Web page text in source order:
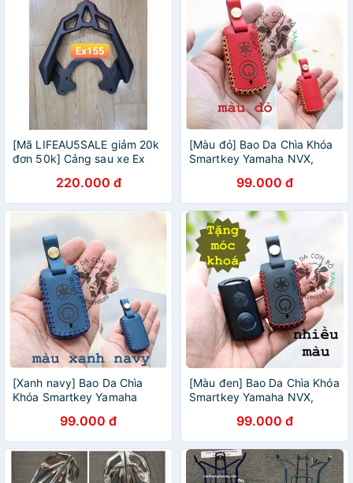
[Mã LIFEAU5SALE giảm 20k
đơn 50k] Cảng sau xe Ex
nhôm đúc nguyên khối
220.000 đ
[Màu đỏ] Bao Da Chìa Khóa
Smartkey Yamaha NVX,
FreeGo, Latte, Exciter 155
VVA handmade da thật
99.000 đ
[Xanh navy] Bao Da Chìa
Khóa Smartkey Yamaha
FreeGo, Latte, Exciter 155
VVA handmade da thật
99.000 đ
[Màu đen] Bao Da Chìa Khóa
Smartkey Yamaha NVX,
FreeGo, Latte, Exciter 155
VVA handmade da thật
99.000 đ